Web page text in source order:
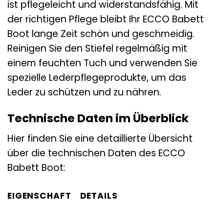
ist pflegeleicht und widerstandsfähig. Mit
der richtigen Pflege bleibt Ihr ECCO Babett
Boot lange Zeit schön und geschmeidig.
Reinigen Sie den Stiefel regelmäßig mit
einem feuchten Tuch und verwenden Sie
spezielle Lederpflegeprodukte, um das
Leder zu schützen und zu nähren.
Technische Daten im Überblick
Hier finden Sie eine detaillierte Übersicht
über die technischen Daten des ECCO
Babett Boot:
EIGENSCHAFT DETAILS